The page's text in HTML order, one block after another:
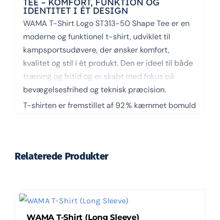
IDENTITET I ÉT DESIGN
WAMA T-Shirt Logo ST313-50 Shape Tee er en
moderne og funktionel t-shirt, udviklet til
kampsportsudøvere, der ønsker komfort,
kvalitet og stil i ét produkt. Den er ideel til både
træning og fritid og er skabt med fokus på
bevægelsesfrihed og teknisk præcision.
T-shirten er fremstillet af 92 % kæmmet bomuld
med en vægt på 170 g/m² sikrer en behagelig og
ST313-50 skabt til udøvere, der ønsker maksimal komfort.
Dette uden at gå på kompromis med funktionalitet.
Relaterede Produkter
WAMA T-Shirt (Long Sleeve)